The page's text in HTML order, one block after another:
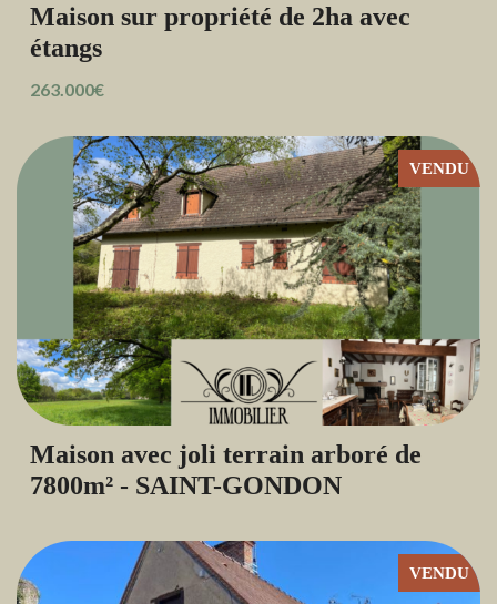
Maison sur propriété de 2ha avec
étangs
263.000€
VENDU
Maison avec joli terrain arboré de
7800m² - SAINT-GONDON
VENDU